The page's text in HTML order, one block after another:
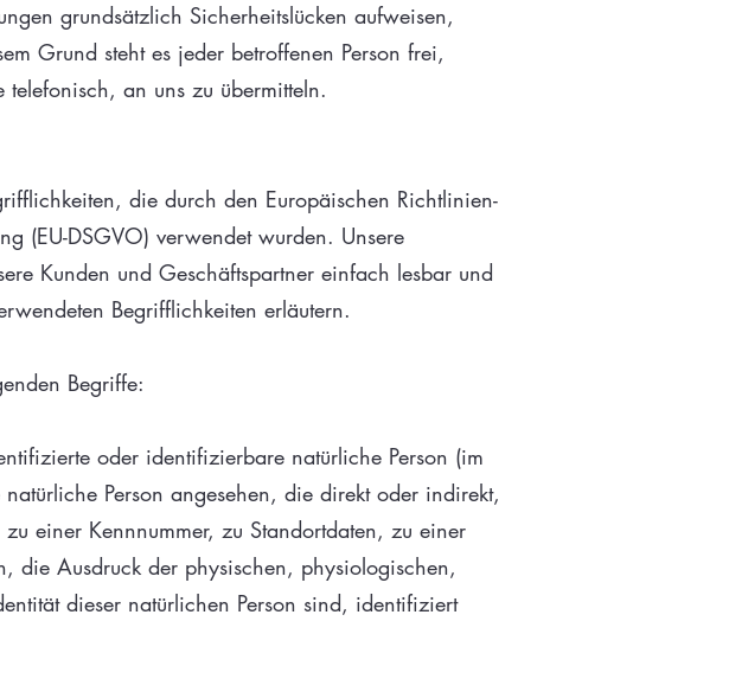
grundsätzlich Sicherheitslücken aufweisen,
Grund steht es jeder betroffenen Person frei,
an uns zu übermitteln.
die durch den Europäischen Richtlinien-
(EU-DSGVO) verwendet wurden. Unsere
Kunden und Geschäftspartner einfach lesbar und
Begrifflichkeiten erläutern.
Begriffe:
oder identifizierbare natürliche Person (im
Person angesehen, die direkt oder indirekt,
einer Kennnummer, zu Standortdaten, zu einer
die Ausdruck der physischen, physiologischen,
dieser natürlichen Person sind, identifiziert